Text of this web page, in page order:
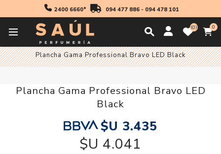
2400 6660* 094 477 886- 094 478 101
0 0
Accesorios Accesorios Electricos
Plancha Gama Professional Bravo LED Black
Plancha Gama Professional Bravo LED
Black
$U 3.435
$U 4.041